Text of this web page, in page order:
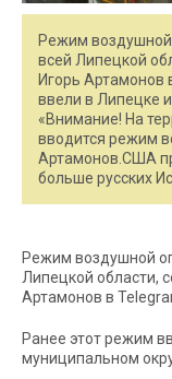
Режим воздушной
всей Липецкой
Игорь Артамонов
ввели в Липецке
«Внимание! На
вводится режим
Артамонов.США
больше русских
Режим воздушной
Липецкой области,
Артамонов в
Ранее этот режим
муниципальном